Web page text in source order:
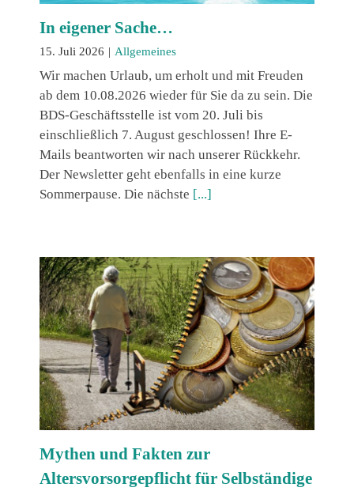
In eigener Sache…
15. Juli 2026 | Allgemeines
Wir machen Urlaub, um erholt und mit Freuden
ab dem 10.08.2026 wieder für Sie da zu sein. Die
BDS-Geschäftsstelle ist vom 20. Juli bis
einschließlich 7. August geschlossen! Ihre E-
Mails beantworten wir nach unserer Rückkehr.
Der Newsletter geht ebenfalls in eine kurze
Sommerpause. Die nächste [...]
Mythen und Fakten zur
Altersvorsorgepflicht für Selbständige